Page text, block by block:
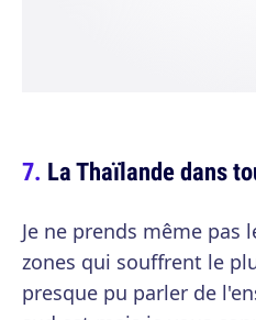
La Thaïlande dans
Je ne prends même pas
zones qui souffrent le
presque pu parler de